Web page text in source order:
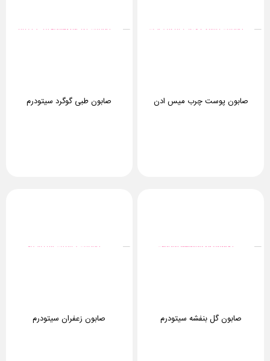
صابون پوست چرب میس ادن صابون طبی گوگرد سیتودرم
صابون گل بنفشه سیتودرم صابون زعفران سیتودرم